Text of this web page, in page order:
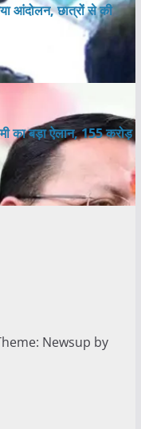
आंदोलन, छात्रों से की
का बड़ा ऐलान, 155 करोड़
Newsup by